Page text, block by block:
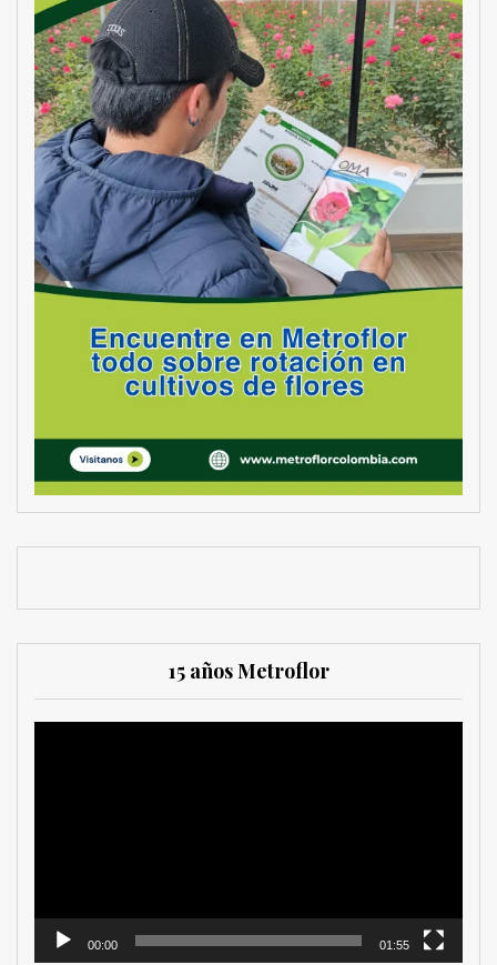
15 años Metroflor
00:00 01:55